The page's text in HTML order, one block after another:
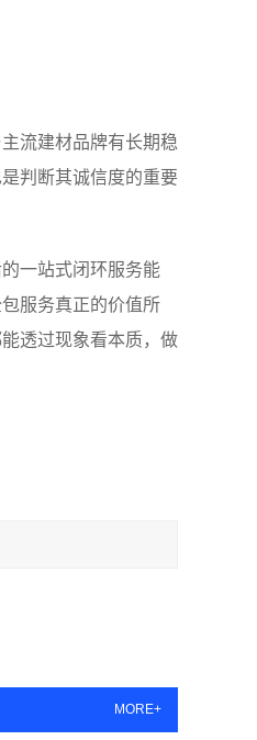
流建材品牌有长期稳
判断其诚信度的重要
一站式闭环服务能
服务真正的价值所
透过现象看本质，做
MORE+